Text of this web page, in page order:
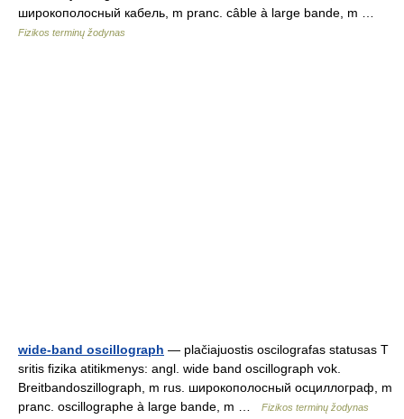
широкополосный кабель, m pranc. câble à large bande, m …
Fizikos terminų žodynas
wide-band oscillograph — plačiajuostis oscilografas statusas T
sritis fizika atitikmenys: angl. wide band oscillograph vok.
Breitbandoszillograph, m rus. широкополосный осциллограф, m
pranc. oscillographe à large bande, m …
Fizikos terminų žodynas